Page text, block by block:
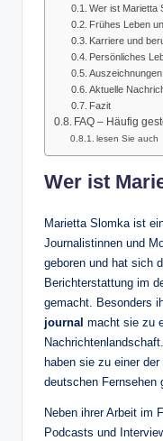
Wer ist Marietta
Frühes Leben
Karriere und
Persönliches
Aktuelle
Fazit
FAQ – Häufig
lesen Sie auch
Wer ist
Marietta Slomka ist
Journalistinnen und
geboren und hat sich
Berichterstattung im
gemacht. Besonders
journal macht sie zu
haben sie zu einer
deutschen Fernsehen
Neben ihrer Arbeit im
Podcasts und